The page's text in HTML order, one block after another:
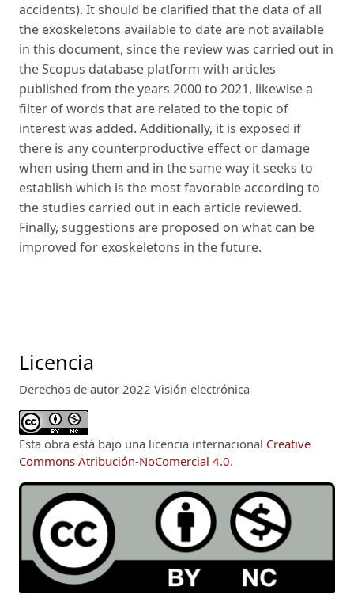
accidents). It should be clarified that the data of all
the exoskeletons available to date are not available
in this document, since the review was carried out in
the Scopus database platform with articles
published from the years 2000 to 2021, likewise a
filter of words that are related to the topic of
interest was added. Additionally, it is exposed if
there is any counterproductive effect or damage
when using them and in the same way it seeks to
establish which is the most favorable according to
the studies carried out in each article reviewed.
Finally, suggestions are proposed on what can be
improved for exoskeletons in the future.
Licencia
Derechos de autor 2022 Visión electrónica
Esta obra está bajo una licencia internacional Creative
Commons Atribución-NoComercial 4.0.